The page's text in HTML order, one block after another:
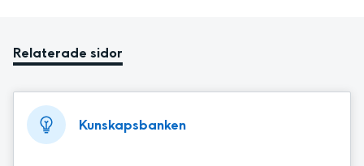
Relaterade sidor
Kunskapsbanken